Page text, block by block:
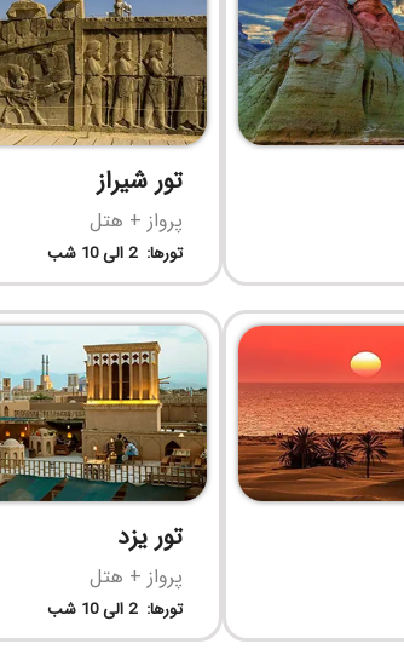
تور شیراز
پرواز + هتل
تورها: 2 الی 10 شب
تور یزد
پرواز + هتل
تورها: 2 الی 10 شب